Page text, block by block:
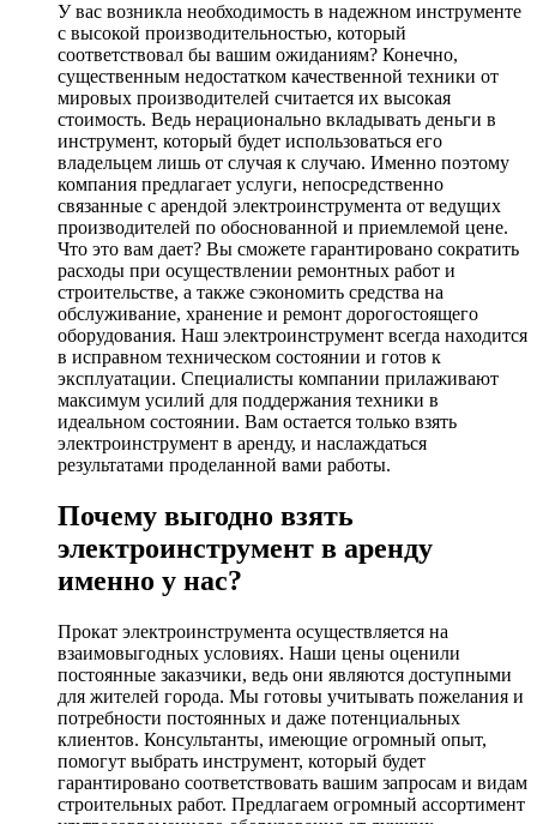
У вас возникла необходимость в надежном инструменте
с высокой производительностью, который
соответствовал бы вашим ожиданиям? Конечно,
существенным недостатком качественной техники от
мировых производителей считается их высокая
стоимость. Ведь нерационально вкладывать деньги в
инструмент, который будет использоваться его
владельцем лишь от случая к случаю. Именно поэтому
компания предлагает услуги, непосредственно
связанные с арендой электроинструмента от ведущих
производителей по обоснованной и приемлемой цене.
Что это вам дает? Вы сможете гарантировано сократить
расходы при осуществлении ремонтных работ и
строительстве, а также сэкономить средства на
обслуживание, хранение и ремонт дорогостоящего
оборудования. Наш электроинструмент всегда находится
в исправном техническом состоянии и готов к
эксплуатации. Специалисты компании прилаживают
максимум усилий для поддержания техники в
идеальном состоянии. Вам остается только взять
электроинструмент в аренду, и наслаждаться
результатами проделанной вами работы.
Почему выгодно взять
электроинструмент в аренду
именно у нас?
Прокат электроинструмента осуществляется на
взаимовыгодных условиях. Наши цены оценили
постоянные заказчики, ведь они являются доступными
для жителей города. Мы готовы учитывать пожелания и
потребности постоянных и даже потенциальных
клиентов. Консультанты, имеющие огромный опыт,
помогут выбрать инструмент, который будет
гарантировано соответствовать вашим запросам и видам
строительных работ. Предлагаем огромный ассортимент